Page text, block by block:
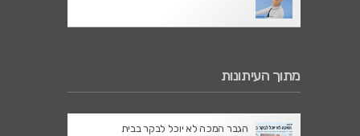
מתוך העיתונות
הגבר המכה לא יוכל לבקר בבית